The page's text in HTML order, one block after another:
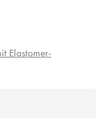
Elastomer-